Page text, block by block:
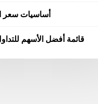
أساسيات سعر
قائمة أفضل الأسهم